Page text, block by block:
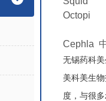
Octopi
Cephla
无锡药科
美科美生
度，与很